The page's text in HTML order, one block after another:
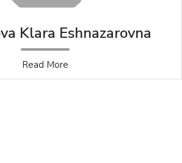
Klara Eshnazarovna
Read More